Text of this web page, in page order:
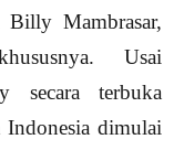
Mambrasar,
Usai
secara terbuka
Indonesia dimulai